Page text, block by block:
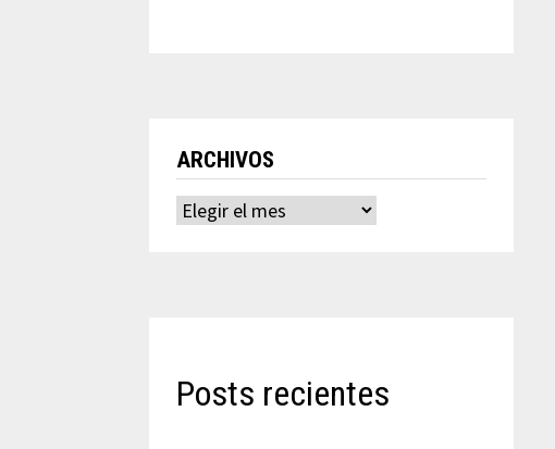
ARCHIVOS
Archivos
Posts recientes